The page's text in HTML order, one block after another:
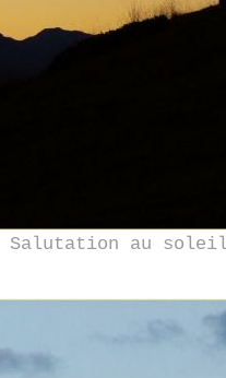
Salutation au soleil